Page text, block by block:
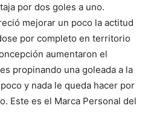
por dos goles a uno.
mejorar un poco la actitud
por completo en territorio
aumentaron el
propinando una goleada a la
y nada le queda hacer por
Este es el Marca Personal del